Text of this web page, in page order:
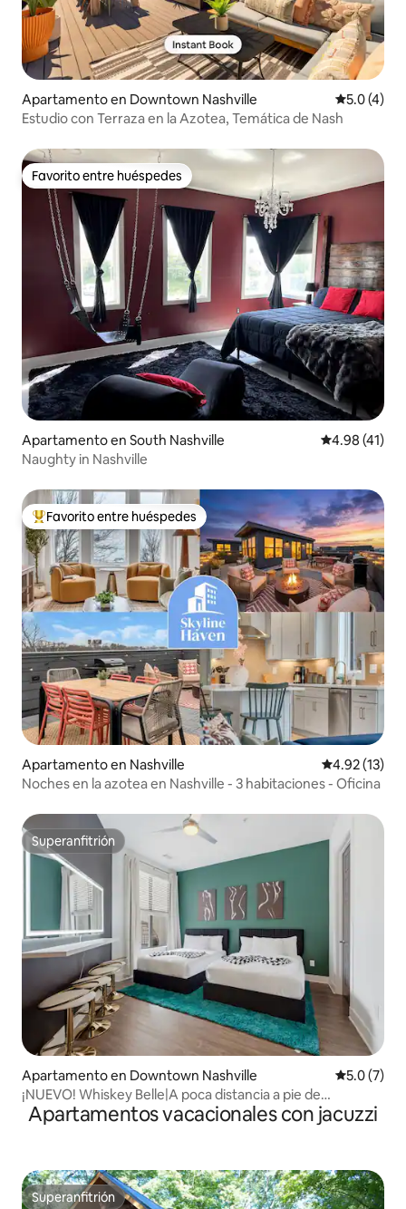
Apartamento en Downtown Nashville
5.0 (4)
Estudio con Terraza en la Azotea, Temática de Nash
Favorito entre huéspedes
Favorito entre huéspedes
Apartamento en South Nashville Calificación
4.98 (41)
Naughty in Nashville
Favorito entre huéspedes preferido
Favorito entre huéspedes
Apartamento en Nashville Calificación
4.92 (13)
Noches en la azotea en Nashville - 3 habitaciones - Oficina
Superanfitrión
Superanfitrión
Apartamento en Downtown Nashville
5.0 (7)
¡NUEVO! Whiskey Belle|A poca distancia a pie de
Broadway y del centro de la ciudad
Apartamentos vacacionales con jacuzzi
Superanfitrión
Superanfitrión